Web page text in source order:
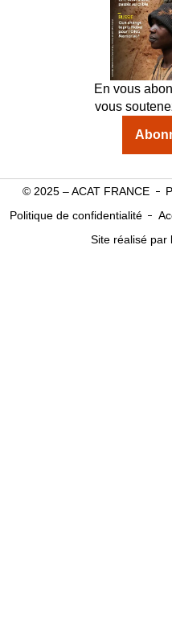
En vous
vous
© 2025 – ACAT FRANCE
Politique de confidentialité
Site réalisé par